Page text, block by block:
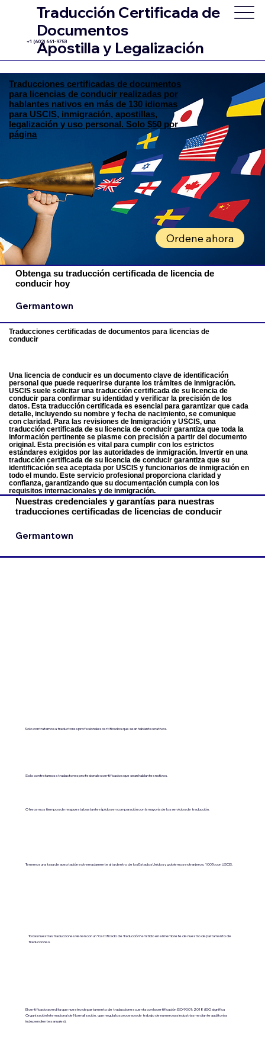
Traducción Certificada de
Documentos
Apostilla y Legalización
+1 (602) 661-9753
Traducciones certificadas de documentos
para licencias de conducir realizadas por
hablantes nativos en más de 130 idiomas
para USCIS, inmigración, apostillas,
legalización y uso personal. Solo $50 por
página
Ordene ahora
Obtenga su traducción certificada de licencia de
conducir hoy
Germantown
Una licencia de conducir es un documento clave de identificación
personal que puede requerirse durante los trámites de inmigración.
USCIS suele solicitar una traducción certificada de su licencia de
conducir para confirmar su identidad y verificar la precisión de los
datos. Esta traducción certificada es esencial para garantizar que cada
detalle, incluyendo su nombre y fecha de nacimiento, se comunique
con claridad. Para las revisiones de Inmigración y USCIS, una
traducción certificada de su licencia de conducir garantiza que toda la
información pertinente se plasme con precisión a partir del documento
original. Esta precisión es vital para cumplir con los estrictos
estándares exigidos por las autoridades de inmigración. Invertir en una
traducción certificada de su licencia de conducir garantiza que su
identificación sea aceptada por USCIS y funcionarios de inmigración en
todo el mundo. Este servicio profesional proporciona claridad y
confianza, garantizando que su documentación cumpla con los
requisitos internacionales y de inmigración.
Traducciones certificadas de documentos para licencias de
conducir
Nuestras credenciales y garantías para nuestras
traducciones certificadas de licencias de conducir
Germantown
Solo contratamos a traductores profesionales certificados que sean hablantes nativos.
Solo contratamos a traductores profesionales certificados que sean hablantes nativos.
Ofrecemos tiempos de respuesta bastante rápidos en comparación con la mayoría de los servicios de traducción.
Tenemos una tasa de aceptación extremadamente alta dentro de los Estados Unidos y gobiernos extranjeros. 100% con USCIS.
Todas nuestras traducciones vienen con un “Certificado de Traducción” emitido en el membrete de nuestro departamento de
traducciones.
El certificado acredita que nuestro departamento de traducciones cuenta con la certificación ISO 9001:2018 (ISO significa
Organización Internacional de Normalización, que regula los procesos de trabajo de numerosas industrias mediante auditorías
independientes anuales).